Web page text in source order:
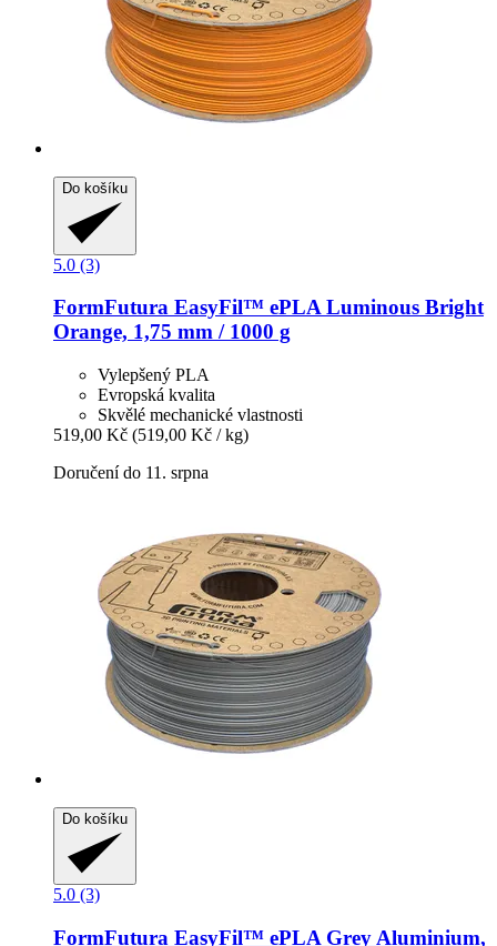
Do košíku
5.0 (3)
FormFutura EasyFil™ ePLA Luminous Bright
Orange, 1,75 mm / 1000 g
Vylepšený PLA
Evropská kvalita
Skvělé mechanické vlastnosti
519,00 Kč (519,00 Kč / kg)
Doručení do 11. srpna
Do košíku
5.0 (3)
FormFutura EasyFil™ ePLA Grey Aluminium,